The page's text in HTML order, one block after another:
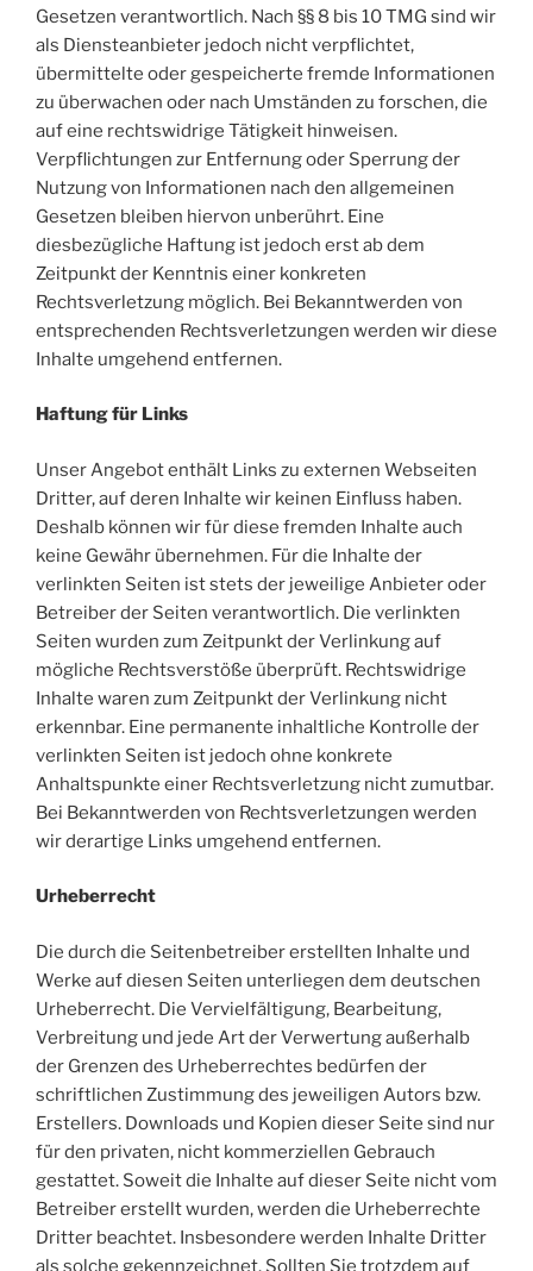
Gesetzen verantwortlich. Nach §§ 8 bis 10 TMG sind wir
als Diensteanbieter jedoch nicht verpflichtet,
übermittelte oder gespeicherte fremde Informationen
zu überwachen oder nach Umständen zu forschen, die
auf eine rechtswidrige Tätigkeit hinweisen.
Verpflichtungen zur Entfernung oder Sperrung der
Nutzung von Informationen nach den allgemeinen
Gesetzen bleiben hiervon unberührt. Eine
diesbezügliche Haftung ist jedoch erst ab dem
Zeitpunkt der Kenntnis einer konkreten
Rechtsverletzung möglich. Bei Bekanntwerden von
entsprechenden Rechtsverletzungen werden wir diese
Inhalte umgehend entfernen.
Haftung für Links
Unser Angebot enthält Links zu externen Webseiten
Dritter, auf deren Inhalte wir keinen Einfluss haben.
Deshalb können wir für diese fremden Inhalte auch
keine Gewähr übernehmen. Für die Inhalte der
verlinkten Seiten ist stets der jeweilige Anbieter oder
Betreiber der Seiten verantwortlich. Die verlinkten
Seiten wurden zum Zeitpunkt der Verlinkung auf
mögliche Rechtsverstöße überprüft. Rechtswidrige
Inhalte waren zum Zeitpunkt der Verlinkung nicht
erkennbar. Eine permanente inhaltliche Kontrolle der
verlinkten Seiten ist jedoch ohne konkrete
Anhaltspunkte einer Rechtsverletzung nicht zumutbar.
Bei Bekanntwerden von Rechtsverletzungen werden
wir derartige Links umgehend entfernen.
Urheberrecht
Die durch die Seitenbetreiber erstellten Inhalte und
Werke auf diesen Seiten unterliegen dem deutschen
Urheberrecht. Die Vervielfältigung, Bearbeitung,
Verbreitung und jede Art der Verwertung außerhalb
der Grenzen des Urheberrechtes bedürfen der
schriftlichen Zustimmung des jeweiligen Autors bzw.
Erstellers. Downloads und Kopien dieser Seite sind nur
für den privaten, nicht kommerziellen Gebrauch
gestattet. Soweit die Inhalte auf dieser Seite nicht vom
Betreiber erstellt wurden, werden die Urheberrechte
Dritter beachtet. Insbesondere werden Inhalte Dritter
als solche gekennzeichnet. Sollten Sie trotzdem auf